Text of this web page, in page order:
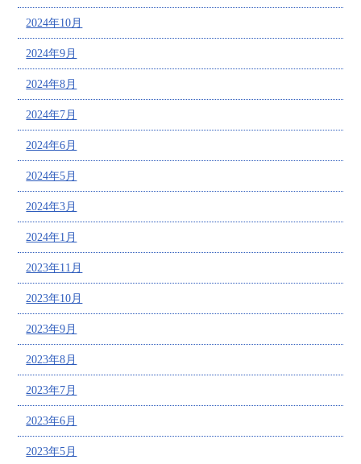
2024年10月
2024年9月
2024年8月
2024年7月
2024年6月
2024年5月
2024年3月
2024年1月
2023年11月
2023年10月
2023年9月
2023年8月
2023年7月
2023年6月
2023年5月